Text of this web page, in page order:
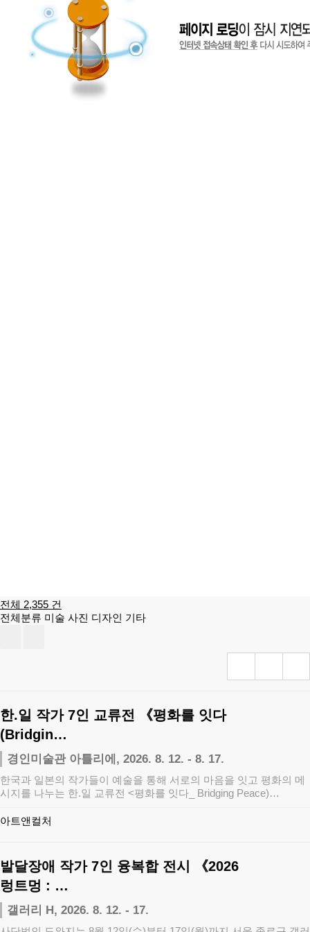
전체 2,355 건
전체분류 미술 사진 디자인 기타
한.일 작가 7인 교류전 《평화를 잇다
(Bridgin…
경인미술관 아틀리에, 2026. 8. 12. - 8. 17.
한국과 일본의 작가들이 예술을 통해 서로의 마음을 잇고 평화의 메
시지를 나누는 한.일 교류전 <평화를 잇다_ Bridging Peace)…
아트앤컬처
발달장애 작가 7인 융복합 전시 《2026
렁트멍 : …
갤러리 H, 2026. 8. 12. - 17.